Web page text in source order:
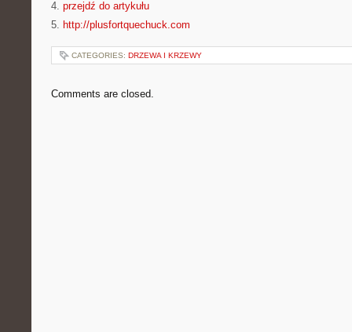
4. przejdź do artykułu
5. http://plusfortquechuck.com
CATEGORIES: DRZEWA I KRZEWY
Comments are closed.